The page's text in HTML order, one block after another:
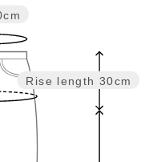
Rise length 30cm